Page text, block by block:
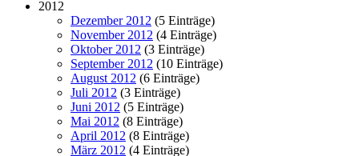
2012
Dezember 2012 (5 Einträge)
November 2012 (4 Einträge)
Oktober 2012 (3 Einträge)
September 2012 (10 Einträge)
August 2012 (6 Einträge)
Juli 2012 (3 Einträge)
Juni 2012 (5 Einträge)
Mai 2012 (8 Einträge)
April 2012 (8 Einträge)
März 2012 (4 Einträge)